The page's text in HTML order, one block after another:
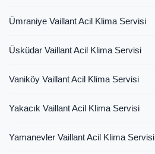
Ümraniye Vaillant Acil Klima Servisi
Üsküdar Vaillant Acil Klima Servisi
Vaniköy Vaillant Acil Klima Servisi
Yakacık Vaillant Acil Klima Servisi
Yamanevler Vaillant Acil Klima Servisi